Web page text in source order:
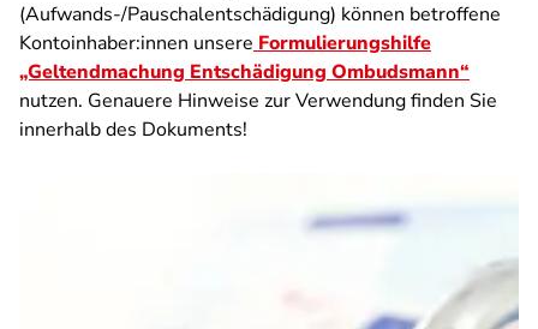
(Aufwands-/Pauschalentschädigung) können betroffene
Kontoinhaber:innen unsere Formulierungshilfe
„Geltendmachung Entschädigung Ombudsmann“
nutzen. Genauere Hinweise zur Verwendung finden Sie
innerhalb des Dokuments!